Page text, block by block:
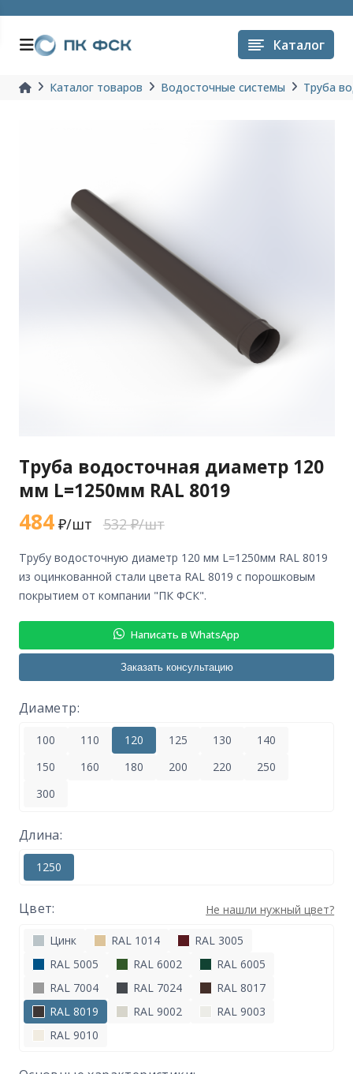
Каталог
Каталог товаров Водосточные системы Труба
Труба водосточная диаметр 120
мм L=1250мм RAL 8019
484₽/шт 532 ₽/шт
трубу водосточную диаметр 120 мм L=1250мм RAL 8019
из оцинкованной стали цвета RAL 8019 с порошковым
покрытием от компании "ПК ФСК".
Написать в WhatsApp
Заказать консультацию
Диаметр:
100 110 120 125 130
140
150
160 180 200 220
250
300
Длина:
1250
Цвет: Не нашли нужный цвет?
Цинк RAL 1014
RAL 3005
RAL 5005
RAL 6002
RAL 6005
RAL 7004
RAL 7024
RAL 8017
RAL 8019
RAL 9002
RAL 9003
RAL 9010